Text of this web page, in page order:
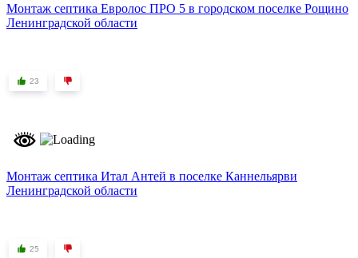
Монтаж септика Евролос ПРО 5 в городском поселке Рощино
Ленинградской области
23
Монтаж септика Итал Антей в поселке Каннельярви
Ленинградской области
25